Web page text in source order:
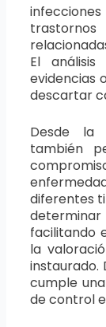
El
evidencias
descartar
Desde la
también
diferentes
determinar
facilitando
la
instaurado.
cumple
de control